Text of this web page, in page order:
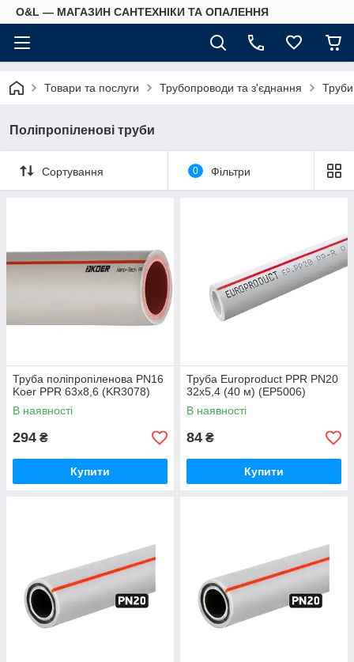
O&L — МАГАЗИН САНТЕХНІКИ ТА ОПАЛЕННЯ
Товари та послуги Трубопроводи та з'єднання Труби
Поліпропіленові труби
Сортування 0 Фільтри
Труба поліпропіленова PN16
Koer PPR 63x8,6 (KR3078)
В наявності
294 ₴
Купити
Труба Europroduct PPR PN20
32x5,4 (40 м) (EP5006)
В наявності
84 ₴
Купити